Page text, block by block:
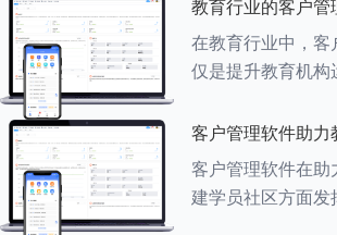
竞争力、客户满意
率。以下是对这一
析： ###
教育行业的客户管
家长参与度的关键
在教育行业中，客
仅是提升教育机构
促进家校合作的关
细探讨如何通过教
管理软件来提升
###
客户管理软件助力
学员社区
客户管理软件在助
建学员社区方面发